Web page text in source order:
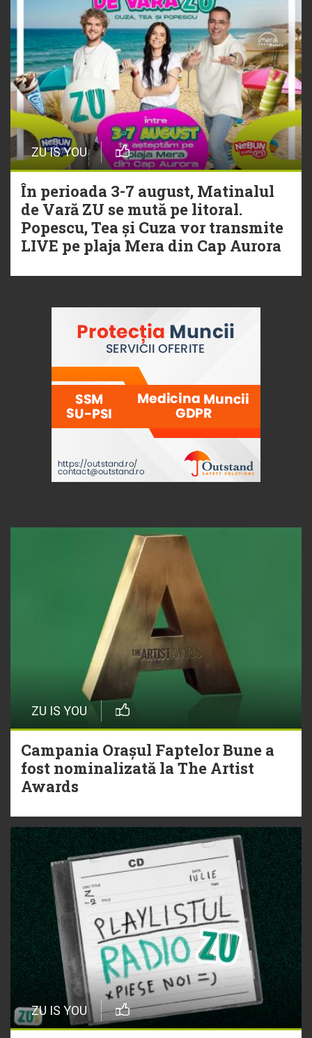
ZU IS YOU
În perioada 3-7 august, Matinalul
de Vară ZU se mută pe litoral.
Popescu, Tea și Cuza vor transmite
LIVE pe plaja Mera din Cap Aurora
ZU IS YOU
Campania Orașul Faptelor Bune a
fost nominalizată la The Artist
Awards
ZU IS YOU